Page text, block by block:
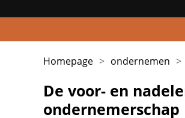
Homepage > ondernemen >
De voor- en
ondernemerschap